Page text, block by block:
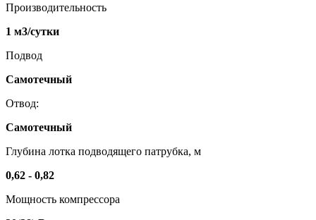
Производительность
1 м3/сутки
Подвод
Самотечный
Отвод:
Самотечный
Глубина лотка подводящего патрубка, м
0,62 - 0,82
Мощность компрессора